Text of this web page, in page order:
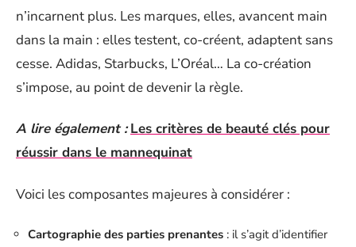
n’incarnent plus. Les marques, elles, avancent main
dans la main : elles testent, co-créent, adaptent sans
cesse. Adidas, Starbucks, L’Oréal… La co-création
s’impose, au point de devenir la règle.
A lire également : Les critères de beauté clés pour
réussir dans le mannequinat
Voici les composantes majeures à considérer :
Cartographie des parties prenantes : il s’agit d’identifier